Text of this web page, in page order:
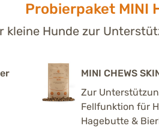
Probierpaket MINI
kleine Hunde zur
MINI CHEWS
Zur
Fellfunktion für
Hagebutte &